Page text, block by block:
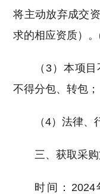
将主动放弃成交
求的相应资质）
（3）本项
不得分包、转包；
（4）法律、
三、获取采
时间：